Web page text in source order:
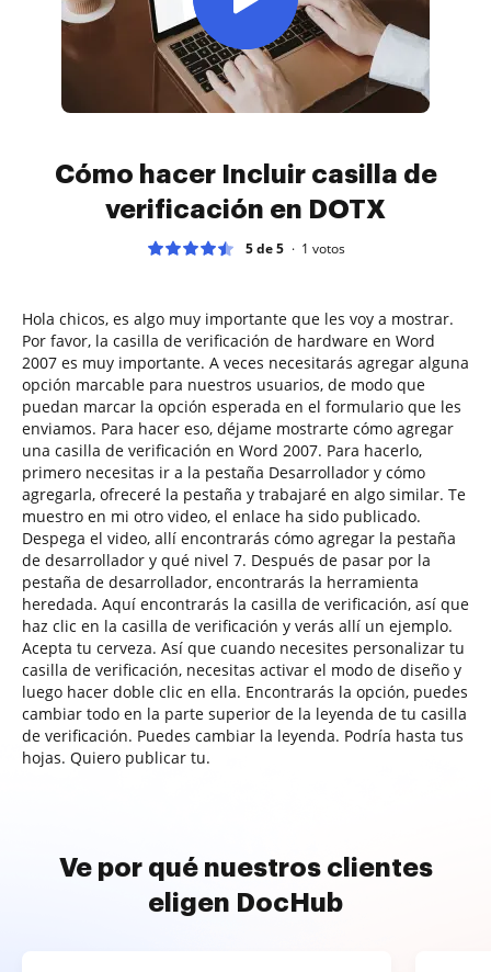
Cómo hacer Incluir casilla de
verificación en DOTX
5 de 5 1 votos
Hola chicos, es algo muy importante que les voy a mostrar.
Por favor, la casilla de verificación de hardware en Word
2007 es muy importante. A veces necesitarás agregar alguna
opción marcable para nuestros usuarios, de modo que
puedan marcar la opción esperada en el formulario que les
enviamos. Para hacer eso, déjame mostrarte cómo agregar
una casilla de verificación en Word 2007. Para hacerlo,
primero necesitas ir a la pestaña Desarrollador y cómo
agregarla, ofreceré la pestaña y trabajaré en algo similar. Te
muestro en mi otro video, el enlace ha sido publicado.
Despega el video, allí encontrarás cómo agregar la pestaña
de desarrollador y qué nivel 7. Después de pasar por la
pestaña de desarrollador, encontrarás la herramienta
heredada. Aquí encontrarás la casilla de verificación, así que
haz clic en la casilla de verificación y verás allí un ejemplo.
Acepta tu cerveza. Así que cuando necesites personalizar tu
casilla de verificación, necesitas activar el modo de diseño y
luego hacer doble clic en ella. Encontrarás la opción, puedes
cambiar todo en la parte superior de la leyenda de tu casilla
de verificación. Puedes cambiar la leyenda. Podría hasta tus
hojas. Quiero publicar tu.
Ve por qué nuestros clientes
eligen DocHub